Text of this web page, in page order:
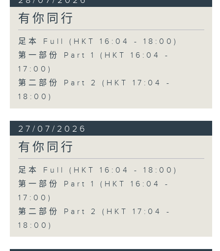
有你同行
足本 Full (HKT 16:04 - 18:00)
第一部份 Part 1 (HKT 16:04 -
17:00)
第二部份 Part 2 (HKT 17:04 -
18:00)
27/07/2026
有你同行
足本 Full (HKT 16:04 - 18:00)
第一部份 Part 1 (HKT 16:04 -
17:00)
第二部份 Part 2 (HKT 17:04 -
18:00)